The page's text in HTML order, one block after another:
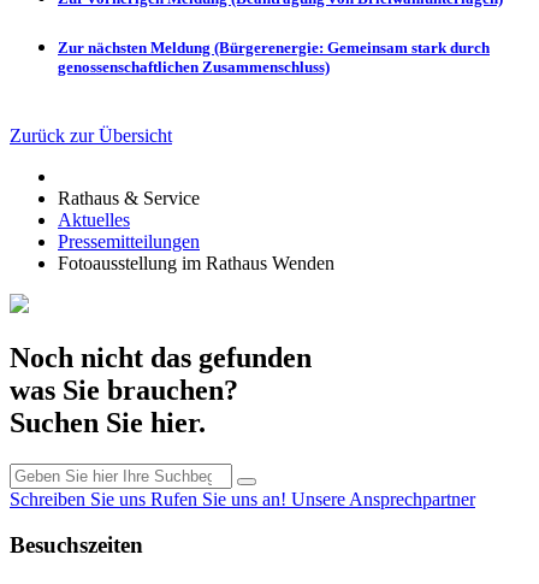
Zur nächsten Meldung (Bürgerenergie: Gemeinsam stark durch
genossenschaftlichen Zusammenschluss)
Zurück zur Übersicht
Rathaus & Service
Aktuelles
Pressemitteilungen
Fotoausstellung im Rathaus Wenden
Noch nicht das gefunden
was Sie brauchen?
Suchen Sie hier.
Schreiben Sie uns Rufen Sie uns an! Unsere Ansprechpartner
Besuchszeiten